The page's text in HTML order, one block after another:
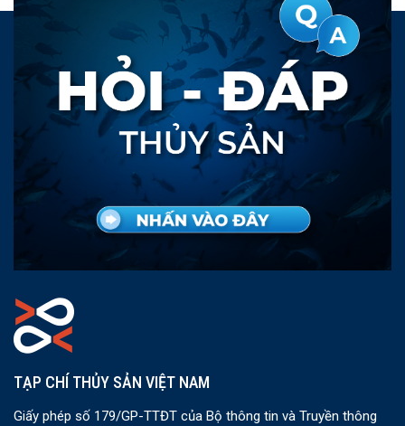
TẠP CHÍ THỦY SẢN VIỆT NAM
Giấy phép số 179/GP-TTĐT của Bộ thông tin và Truyền thông